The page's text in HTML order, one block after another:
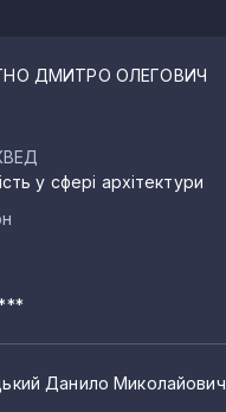
ДМИТРО ОЛЕГОВИЧ
у сфері архітектури
Данило Миколайович